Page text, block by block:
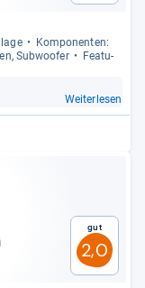
Kom­po­nen­ten:
Sub­woofer
Fea­tu­
Weiterlesen
Gut
2,0